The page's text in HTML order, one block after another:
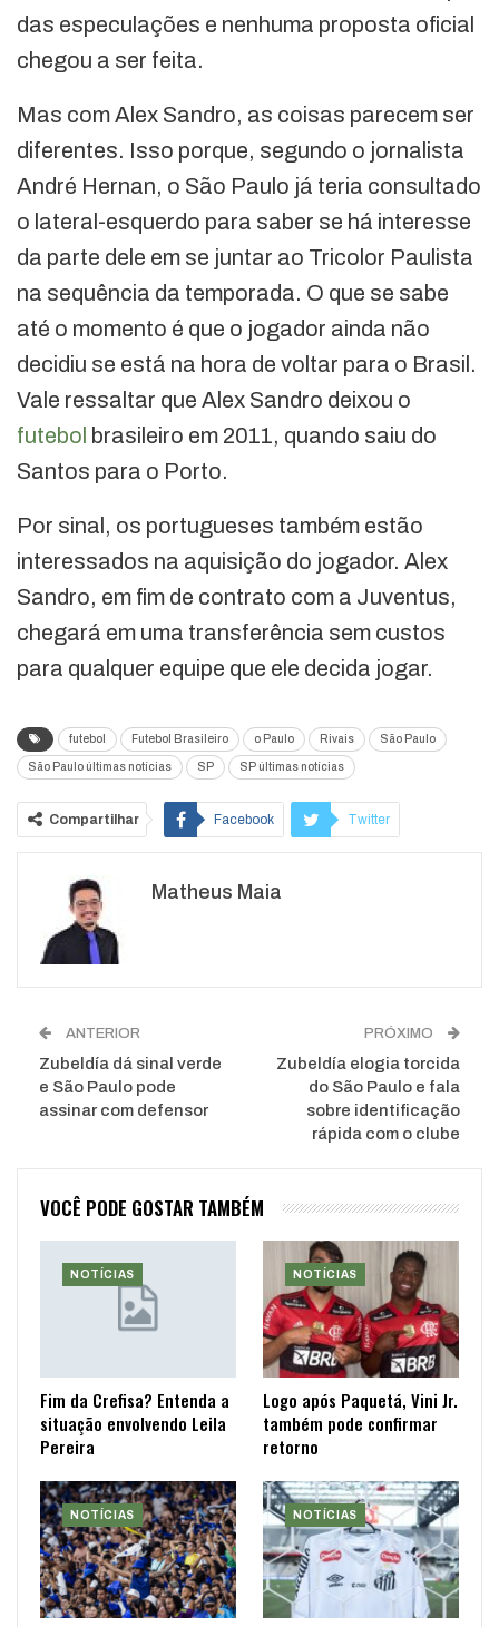
das especulações e nenhuma proposta oficial
chegou a ser feita.
Mas com Alex Sandro, as coisas parecem ser
diferentes. Isso porque, segundo o jornalista
André Hernan, o São Paulo já teria consultado
o lateral-esquerdo para saber se há interesse
da parte dele em se juntar ao Tricolor Paulista
na sequência da temporada. O que se sabe
até o momento é que o jogador ainda não
decidiu se está na hora de voltar para o Brasil.
Vale ressaltar que Alex Sandro deixou o
futebol brasileiro em 2011, quando saiu do
Santos para o Porto.
Por sinal, os portugueses também estão
interessados na aquisição do jogador. Alex
Sandro, em fim de contrato com a Juventus,
chegará em uma transferência sem custos
para qualquer equipe que ele decida jogar.
futebol Futebol Brasileiro o Paulo Rivais São Paulo
São Paulo últimas notícias SP SP últimas notícias
Compartilhar Facebook Twitter
WhatsApp
Matheus Maia
ANTERIOR
Zubeldía dá sinal verde
e São Paulo pode
assinar com defensor
PRÓXIMO
Zubeldía elogia torcida
do São Paulo e fala
sobre identificação
rápida com o clube
VOCÊ PODE GOSTAR TAMBÉM
NOTÍCIAS
Fim da Crefisa? Entenda a
situação envolvendo Leila
Pereira
NOTÍCIAS
Logo após Paquetá, Vini Jr.
também pode confirmar
retorno
NOTÍCIAS NOTÍCIAS